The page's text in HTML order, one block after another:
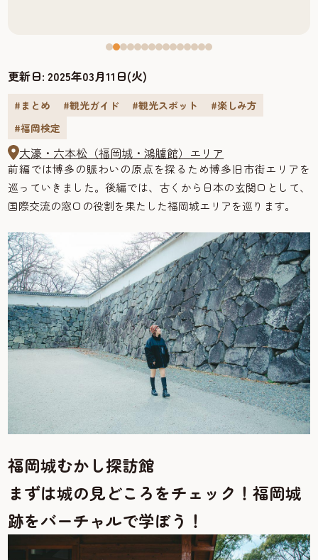
更新日:2025年03月11日(火)
#まとめ #観光ガイド #観光スポット
#楽しみ方
#福岡検定
大濠・六本松（福岡城・鴻臚館）エリア
前編では博多の賑わいの原点を探るため博多旧市街エリアを
巡っていきました。後編では、古くから日本の玄関口として、
国際交流の窓口の役割を果たした福岡城エリアを巡ります。
福岡城むかし探訪館
まずは城の見どころをチェック！福岡城
跡をバーチャルで学ぼう！